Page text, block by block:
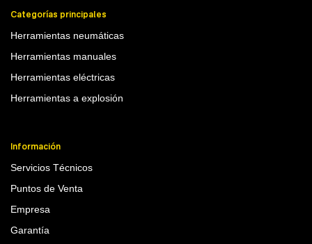
Categorías principales
Herramientas neumáticas
Herramientas manuales
Herramientas eléctricas
Herramientas a explosión
Información
Servicios Técnicos
Puntos de Venta
Empresa
Garantía